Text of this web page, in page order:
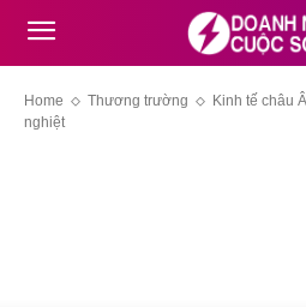
Home Thương trường
Kinh tế châu
nghiệt